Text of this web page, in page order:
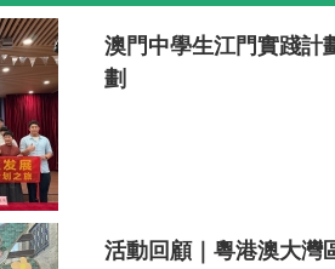
澳門中學生江門實踐計
劃
活動回顧｜粵港澳大灣